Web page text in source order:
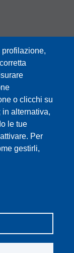
o clicchi su
alternativa,
le tue
Per
gestirli,